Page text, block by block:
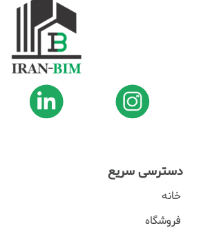
دسترسی سریع
خانه
فروشگاه